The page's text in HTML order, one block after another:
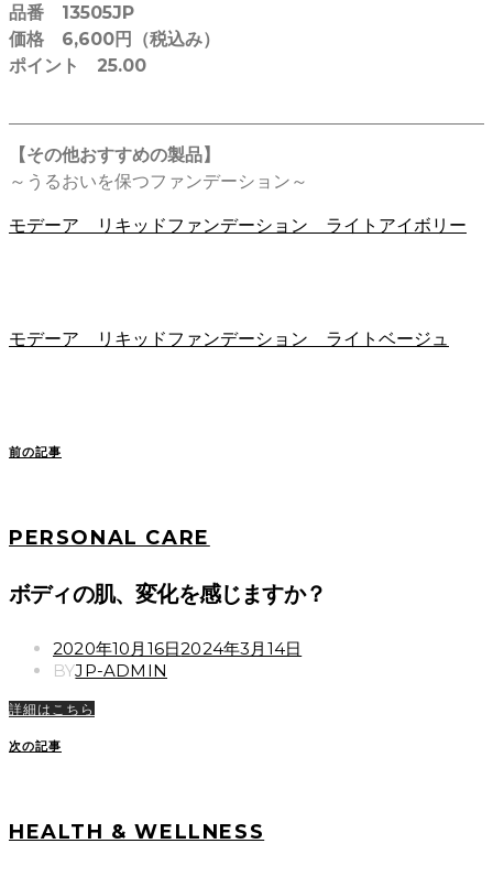
品番 13505JP
価格 6,600円（税込み）
ポイント 25.00
【その他おすすめの製品】
～うるおいを保つファンデーション～
モデーア リキッドファンデーション ライトアイボリー
モデーア リキッドファンデーション ライトベージュ
前の記事
PERSONAL CARE
ボディの肌、変化を感じますか？
POSTED
ON
2020年10月16日2024年3月14日
BYJP-ADMIN
詳細はこちら
次の記事
HEALTH & WELLNESS